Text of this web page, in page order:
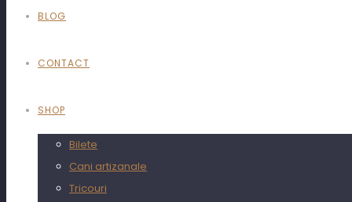
BLOG
CONTACT
SHOP
Bilete
Cani artizanale
Tricouri